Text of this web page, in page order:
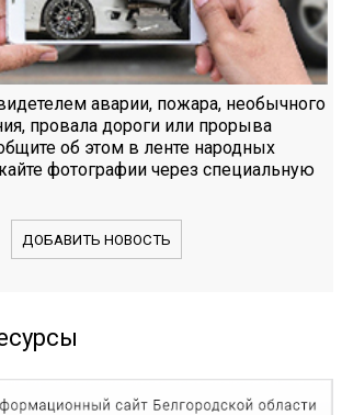
аварии, пожара, необычного
провала дороги или прорыва
об этом в ленте народных
фотографии через специальную
ДОБАВИТЬ НОВОСТЬ